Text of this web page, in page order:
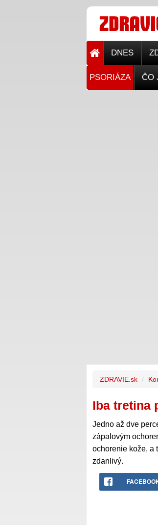
DNES
PSORIÁZA ČO
ZDRAVIE.sk
Iba tretina
Jedno až dve
zápalovým
ochorenie kože, a
zdanlivý.